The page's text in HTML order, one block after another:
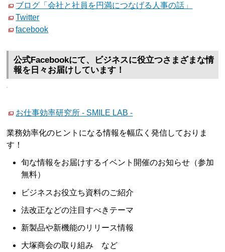
ブログ「会社と社員を円満につなげる人事の話」
Twitter
facebook
公式Facebookにて、ビジネスに役立つさまざまな情
報を日々お届けしています！
お仕事効率研究所 - SMILE LAB -
業務効率化のヒントになる情報を幅広く発信しておりま
す！
旬な情報をお届けするイベント開催のお知らせ（参加
無料）
ビジネスお役立ち資料のご紹介
法改正などの注目すべきテーマ
新製品や新機能のリリース情報
大塚商会の取り組み など